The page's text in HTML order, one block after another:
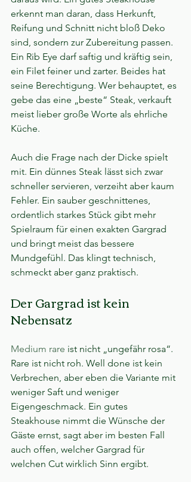
erkennt man daran, dass Herkunft,
Reifung und Schnitt nicht bloß Deko
sind, sondern zur Zubereitung passen.
Ein Rib Eye darf saftig und kräftig sein,
ein Filet feiner und zarter. Beides hat
seine Berechtigung. Wer behauptet, es
gebe das eine „beste“ Steak, verkauft
meist lieber große Worte als ehrliche
Küche.
Auch die Frage nach der Dicke spielt
mit. Ein dünnes Steak lässt sich zwar
schneller servieren, verzeiht aber kaum
Fehler. Ein sauber geschnittenes,
ordentlich starkes Stück gibt mehr
Spielraum für einen exakten Gargrad
und bringt meist das bessere
Mundgefühl. Das klingt technisch,
schmeckt aber ganz praktisch.
Der Gargrad ist kein
Nebensatz
Medium rare ist nicht „ungefähr rosa“.
Rare ist nicht roh. Well done ist kein
Verbrechen, aber eben die Variante mit
weniger Saft und weniger
Eigengeschmack. Ein gutes
Steakhouse nimmt die Wünsche der
Gäste ernst, sagt aber im besten Fall
auch offen, welcher Gargrad für
welchen Cut wirklich Sinn ergibt.